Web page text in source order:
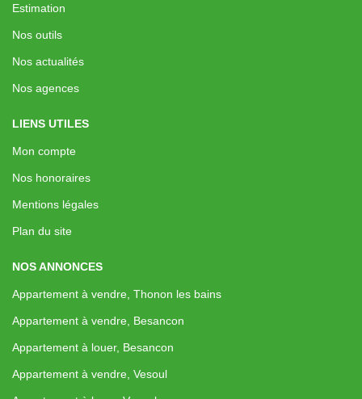
Estimation
Nos outils
Nos actualités
Nos agences
LIENS UTILES
Mon compte
Nos honoraires
Mentions légales
Plan du site
NOS ANNONCES
Appartement à vendre, Thonon les bains
Appartement à vendre, Besancon
Appartement à louer, Besancon
Appartement à vendre, Vesoul